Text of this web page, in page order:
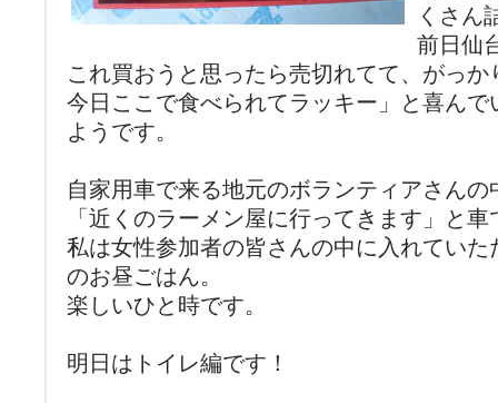
くさん
前日仙
これ買おうと思ったら売切れてて、がっか
今日ここで食べられてラッキー」と喜ん
ようです。
自家用車で来る地元のボランティアさんの
「近くのラーメン屋に行ってきます」と
私は女性参加者の皆さんの中に入れてい
のお昼ごはん。
楽しいひと時です。
明日はトイレ編です！